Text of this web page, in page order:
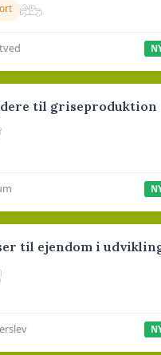
til griseproduktion
til ejendom i